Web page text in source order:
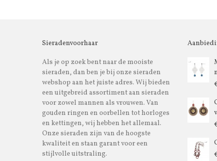
Sieradenvoorhaar
Als je op zoek bent naar de mooiste
sieraden, dan ben je bij onze sieraden
webshop aan het juiste adres. Wij bieden
een uitgebreid assortiment aan sieraden
voor zowel mannen als vrouwen. Van
gouden ringen en oorbellen tot horloges
en kettingen, wij hebben het allemaal.
Onze sieraden zijn van de hoogste
kwaliteit en staan garant voor een
stijlvolle uitstraling.